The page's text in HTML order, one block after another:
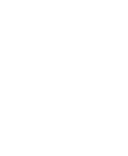
смешные истории,
карикатуры, шаржи, стихи,